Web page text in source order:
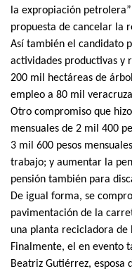
la expropiación
propuesta de cancelar la
Así también el candidato
actividades productivas y
200 mil hectáreas de
empleo a 80 mil
Otro compromiso que
mensuales de 2 mil 400
3 mil 600 pesos
trabajo; y aumentar la
pensión también para
De igual forma, se
pavimentación de la
una planta recicladora de
Finalmente, el en evento
Beatriz Gutiérrez, esposa